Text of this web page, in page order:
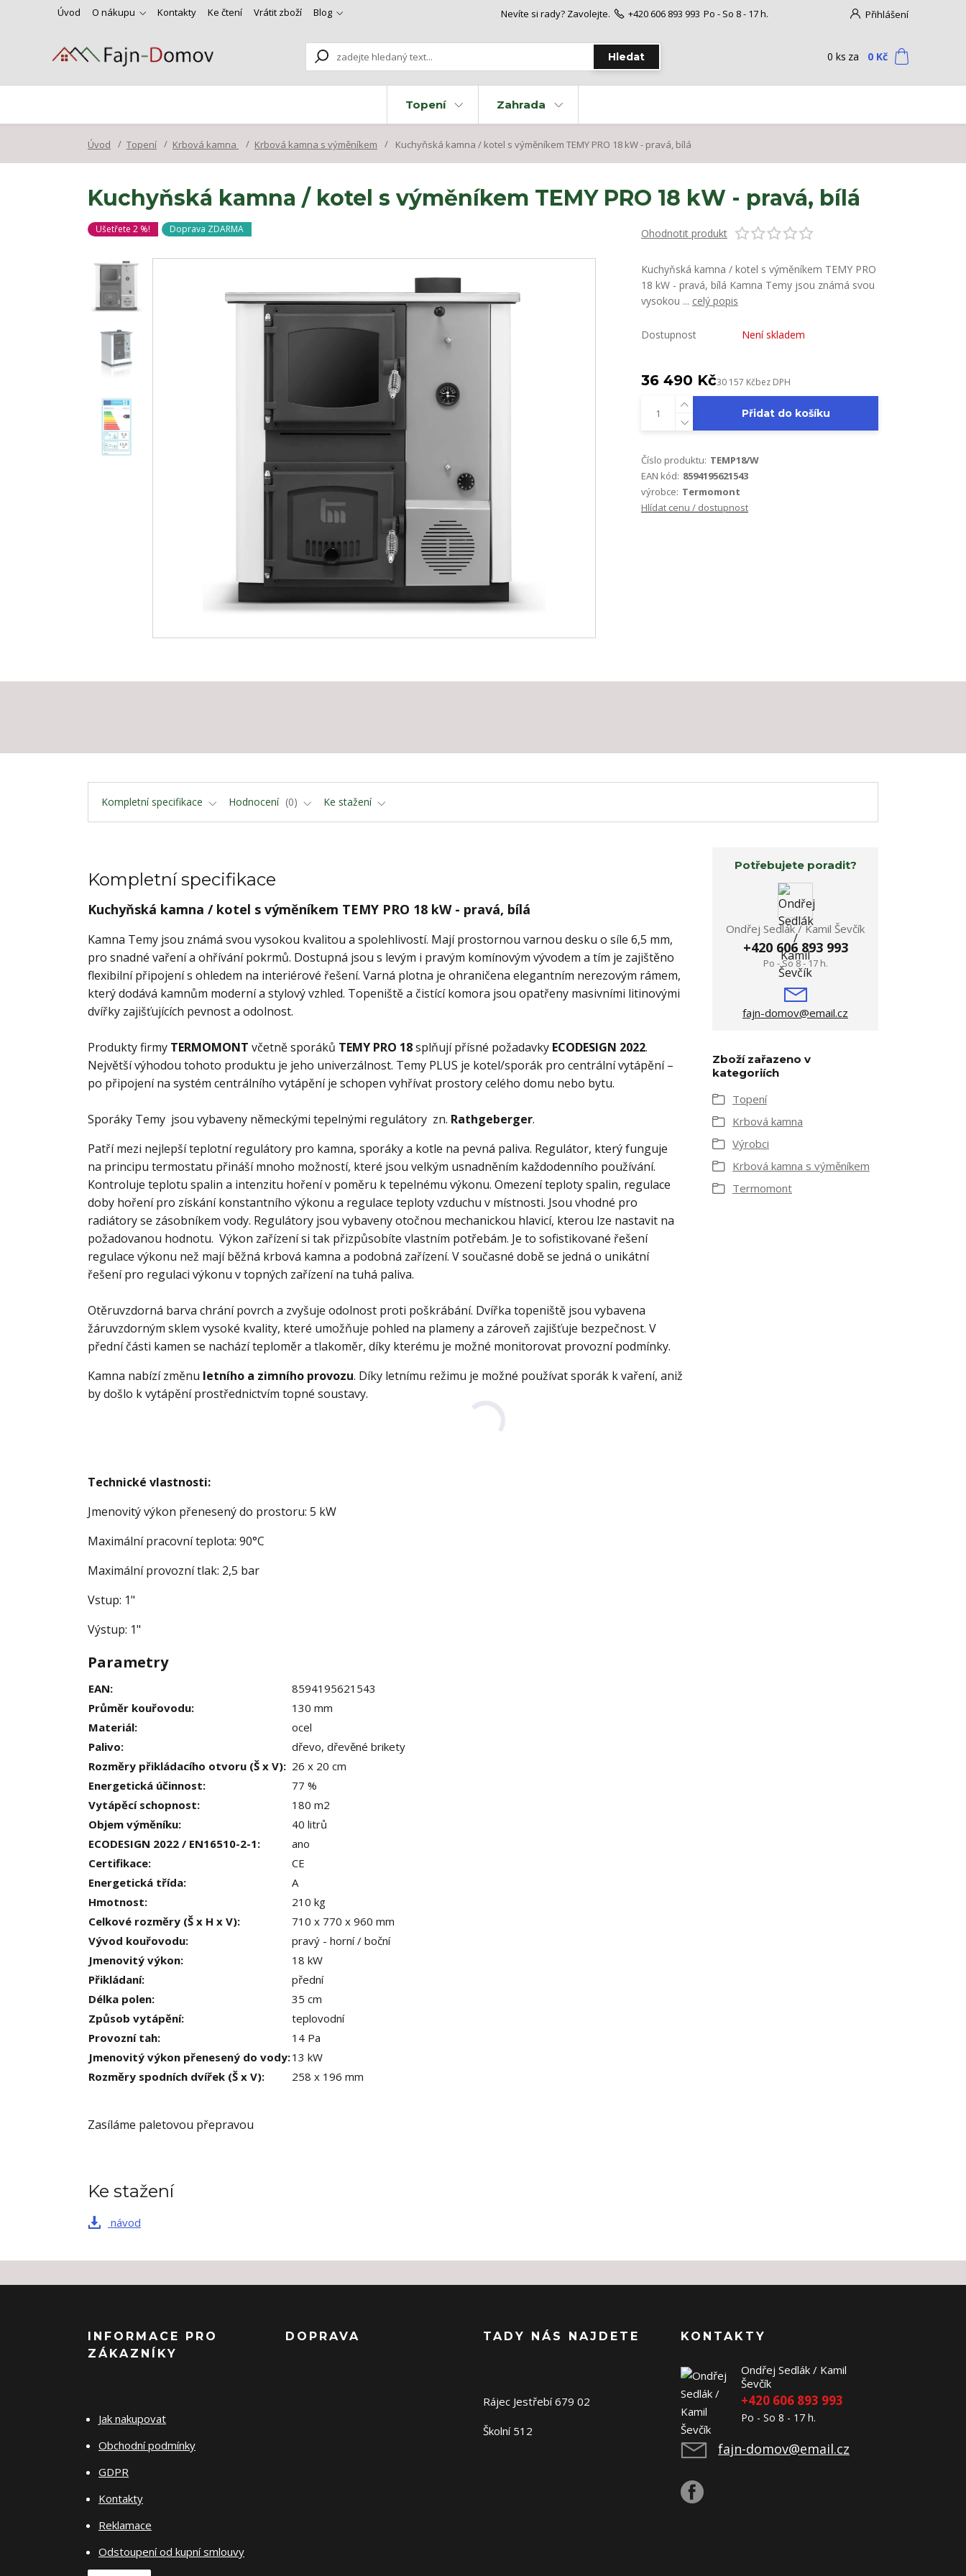
Úvod O nákupu Kontakty Ke čtení Vrátit zboží Blog Přihlášení
Hledat
Nevíte si rady? Zavolejte. +420 606 893 993 Po - So 8 - 17 h.
0 ks za 0 Kč
Topení Zahrada
Úvod Topení Krbová kamna Krbová kamna s výměníkem Kuchyňská kamna / kotel s výměníkem TEMY PRO 18 kW - pravá, bílá
Kuchyňská kamna / kotel s výměníkem TEMY PRO 18 kW - pravá, bílá
Ušetřete 2 %! Doprava ZDARMA Ohodnotit produkt
Kuchyňská kamna / kotel s výměníkem TEMY PRO
18 kW - pravá, bílá Kamna Temy jsou známá svou
vysokou ... celý popis
Dostupnost Není skladem
36 490 Kč30 157 Kčbez DPH
Přidat do košíku
Číslo produktu: TEMP18/W
EAN kód: 8594195621543
výrobce: Termomont
Hlídat cenu / dostupnost
Kompletní specifikace Hodnocení 0 Ke stažení
Kompletní specifikace
Kuchyňská kamna / kotel s výměníkem TEMY PRO 18 kW - pravá, bílá
Kamna Temy jsou známá svou vysokou kvalitou a spolehlivostí. Mají prostornou varnou desku o síle 6,5 mm,
pro snadné vaření a ohřívání pokrmů. Dostupná jsou s levým i pravým komínovým vývodem a tím je zajištěno
flexibilní připojení s ohledem na interiérové řešení. Varná plotna je ohraničena elegantním nerezovým rámem,
který dodává kamnům moderní a stylový vzhled. Topeniště a čistící komora jsou opatřeny masivními litinovými
dvířky zajišťujících pevnost a odolnost.
Produkty firmy TERMOMONT včetně sporáků TEMY PRO 18splňují přísné požadavky ECODESIGN 2022.
Největší výhodou tohoto produktu je jeho univerzálnost. Temy PLUS je kotel/sporák pro centrální vytápění –
po připojení na systém centrálního vytápění je schopen vyhřívat prostory celého domu nebo bytu.
Sporáky Temy jsou vybaveny německými tepelnými regulátory zn. Rathgeberger.
Patří mezi nejlepší teplotní regulátory pro kamna, sporáky a kotle na pevná paliva. Regulátor, který funguje
na principu termostatu přináší mnoho možností, které jsou velkým usnadněním každodenního používání.
Kontroluje teplotu spalin a intenzitu hoření v poměru k tepelnému výkonu. Omezení teploty spalin, regulace
doby hoření pro získání konstantního výkonu a regulace teploty vzduchu v místnosti. Jsou vhodné pro
radiátory se zásobníkem vody. Regulátory jsou vybaveny otočnou mechanickou hlavicí, kterou lze nastavit na
požadovanou hodnotu. Výkon zařízení si tak přizpůsobíte vlastním potřebám. Je to sofistikované řešení
regulace výkonu než mají běžná krbová kamna a podobná zařízení. V současné době se jedná o unikátní
řešení pro regulaci výkonu v topných zařízení na tuhá paliva.
Otěruvzdorná barva chrání povrch a zvyšuje odolnost proti poškrábání. Dvířka topeniště jsou vybavena
žáruvzdorným sklem vysoké kvality, které umožňuje pohled na plameny a zároveň zajišťuje bezpečnost. V
přední části kamen se nachází teploměr a tlakoměr, díky kterému je možné monitorovat provozní podmínky.
Kamna nabízí změnu letního a zimního provozu. Díky letnímu režimu je možné používat sporák k vaření, aniž
by došlo k vytápění prostřednictvím topné soustavy.
Technické vlastnosti:
Jmenovitý výkon přenesený do prostoru: 5 kW
Maximální pracovní teplota: 90°C
Maximální provozní tlak: 2,5 bar
Vstup: 1"
Výstup: 1"
Parametry
EAN:
8594195621543
Průměr kouřovodu:
130 mm
Materiál:
ocel
Palivo:
dřevo, dřevěné brikety
Rozměry přikládacího otvoru (Š x V): 26 x 20 cm
Energetická účinnost:
77 %
Vytápěcí schopnost:
180 m2
Objem výměníku:
40 litrů
ECODESIGN 2022 / EN16510-2-1:
ano
Certifikace:
CE
Energetická třída:
A
Hmotnost:
210 kg
Celkové rozměry (Š x H x V):
710 x 770 x 960 mm
Vývod kouřovodu:
pravý - horní / boční
Jmenovitý výkon:
18 kW
Přikládaní:
přední
Délka polen:
35 cm
Způsob vytápění:
teplovodní
Provozní tah:
14 Pa
Jmenovitý výkon přenesený do vody:13 kW
Rozměry spodních dvířek (Š x V): 258 x 196 mm
Zasíláme paletovou přepravou
Potřebujete poradit?
Ondřej Sedlák / Kamil Ševčík
+420 606 893 993
Po - So 8 - 17 h.
fajn-domov@email.cz
Zboží zařazeno v
kategoriích
Topení
Krbová kamna
Výrobci
Krbová kamna s výměníkem
Termomont
Ke stažení
návod
INFORMACE PRO
ZÁKAZNÍKY
Jak nakupovat
Obchodní podmínky
GDPR
Kontakty
Reklamace
Odstoupení od kupní smlouvy
DOPRAVA TADY NÁS NAJDETE
Rájec Jestřebí 679 02
Školní 512
KONTAKTY
Ondřej Sedlák / Kamil
Ševčík
+420 606 893 993
Po - So 8 - 17 h.
fajn-domov@email.cz